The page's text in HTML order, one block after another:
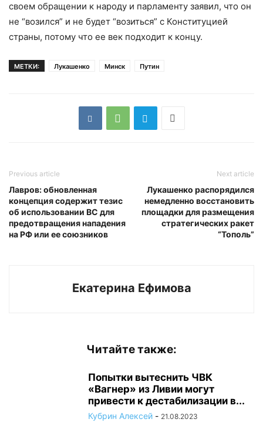
своем обращении к народу и парламенту заявил, что он
не “возился” и не будет “возиться” с Конституцией
страны, потому что ее век подходит к концу.
МЕТКИ: Лукашенко Минск Путин
Previous article
Лавров: обновленная
концепция содержит тезис
об использовании ВС для
предотвращения нападения
на РФ или ее союзников
Next article
Лукашенко распорядился
немедленно восстановить
площадки для размещения
стратегических ракет
“Тополь”
Екатерина Ефимова
Читайте также:
Попытки вытеснить ЧВК
«Вагнер» из Ливии могут
привести к дестабилизации в...
Кубрин Алексей - 21.08.2023